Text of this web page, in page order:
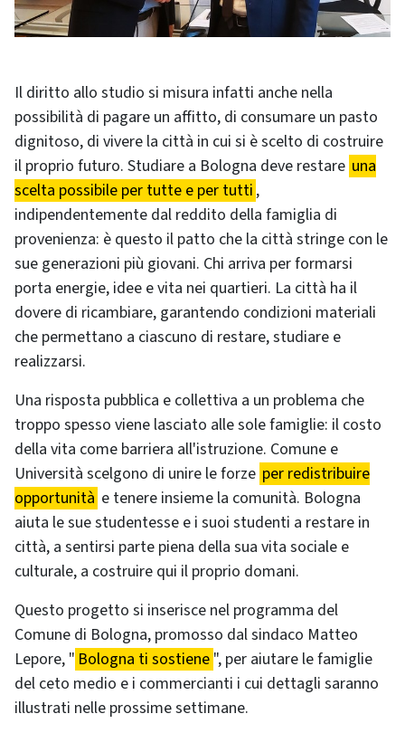
Il diritto allo studio si misura infatti anche nella
possibilità di pagare un affitto, di consumare un pasto
dignitoso, di vivere la città in cui si è scelto di costruire
il proprio futuro. Studiare a Bologna deve restare una
scelta possibile per tutte e per tutti ,
indipendentemente dal reddito della famiglia di
provenienza: è questo il patto che la città stringe con le
sue generazioni più giovani. Chi arriva per formarsi
porta energie, idee e vita nei quartieri. La città ha il
dovere di ricambiare, garantendo condizioni materiali
che permettano a ciascuno di restare, studiare e
realizzarsi.
Una risposta pubblica e collettiva a un problema che
troppo spesso viene lasciato alle sole famiglie: il costo
della vita come barriera all'istruzione. Comune e
Università scelgono di unire le forze per redistribuire
opportunità e tenere insieme la comunità. Bologna
aiuta le sue studentesse e i suoi studenti a restare in
città, a sentirsi parte piena della sua vita sociale e
culturale, a costruire qui il proprio domani.
Questo progetto si inserisce nel programma del
Comune di Bologna, promosso dal sindaco Matteo
Lepore, " Bologna ti sostiene ", per aiutare le famiglie
del ceto medio e i commercianti i cui dettagli saranno
illustrati nelle prossime settimane.